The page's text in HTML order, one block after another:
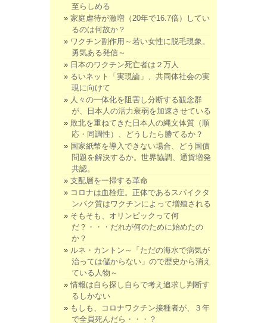
至らしめる
家庭虐待が激増（20年で16.7倍）してい
るのは何故か？
ワクチン副作用～若い女性に脱毛現象。
勇気ある発信～
日本のワクチン死亡者は２万人
るいネット「実現論」、共同体社会の実
現に向けて
人々の一体化を阻害し分断する観念群
が、日本人の活力衰弱を加速させている
敗北を重ねてきた日本人の縄文体質（順
応・同調性）、どうしたら勝てるか？
国家紙幣を導入できない場合、どう国債
問題を解決するか。世界協調、通貨増発
共認。
支配層を一掃する革命
コロナは血栓症。正体であるスパイクタ
ンパク質はワクチンによって増殖される
そもそも、オリンピックって何
だ？・・・だれが何のために始めたの
か？
ルネ・カントン～「ただの海水で病気が
治っては儲からない」ので歴史から消え
ている人物～
情報は自ら探し自らで考え追求し判断す
るしかない
もしも、コロナワクチン接種者が、３年
で全員死んだら・・・？